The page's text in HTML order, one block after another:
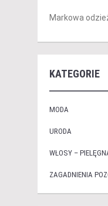
Markowa
KATEGORIE
MODA
URODA
WŁOSY –
ZAGADNIENIA